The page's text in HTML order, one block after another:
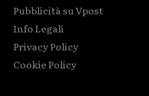
Pubblicità su Vpost
Info Legali
Privacy Policy
Cookie Policy